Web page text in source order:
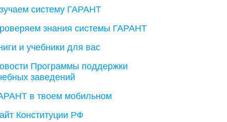
систему ГАРАНТ
знания системы ГАРАНТ
и учебники для вас
Программы поддержки
заведений
в твоем мобильном
Конституции РФ